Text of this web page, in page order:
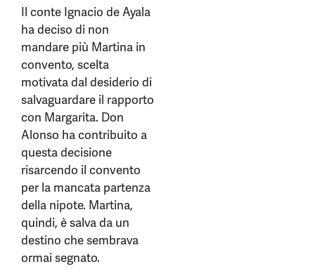
Il conte Ignacio de Ayala
ha deciso di non
mandare più Martina in
convento, scelta
motivata dal desiderio di
salvaguardare il rapporto
con Margarita. Don
Alonso ha contribuito a
questa decisione
risarcendo il convento
per la mancata partenza
della nipote. Martina,
quindi, è salva da un
destino che sembrava
ormai segnato.